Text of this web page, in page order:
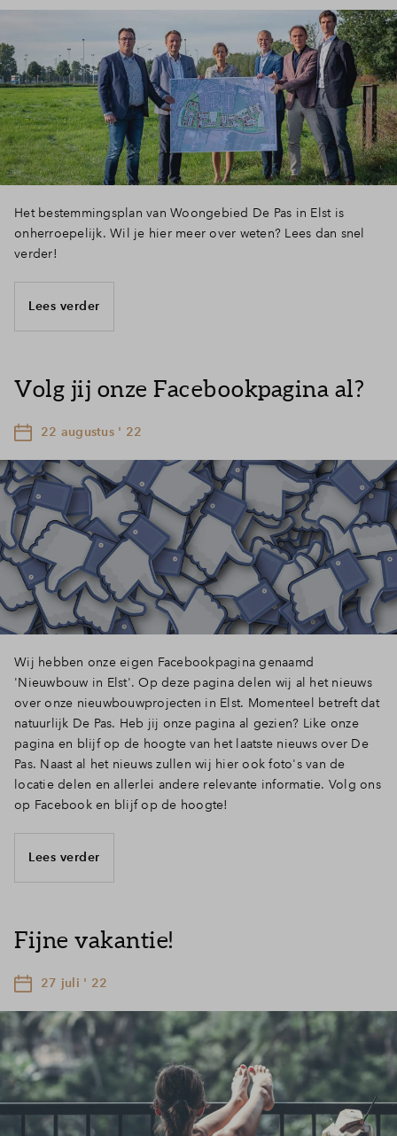
Het bestemmingsplan van Woongebied De Pas in Elst is
onherroepelijk. Wil je hier meer over weten? Lees dan snel
verder!
Lees verder
Volg jij onze Facebookpagina al?
22 augustus ' 22
Wij hebben onze eigen Facebookpagina genaamd
'Nieuwbouw in Elst'. Op deze pagina delen wij al het nieuws
over onze nieuwbouwprojecten in Elst. Momenteel betreft dat
natuurlijk De Pas. Heb jij onze pagina al gezien? Like onze
pagina en blijf op de hoogte van het laatste nieuws over De
Pas. Naast al het nieuws zullen wij hier ook foto's van de
locatie delen en allerlei andere relevante informatie. Volg ons
op Facebook en blijf op de hoogte!
Lees verder
Fijne vakantie!
27 juli ' 22